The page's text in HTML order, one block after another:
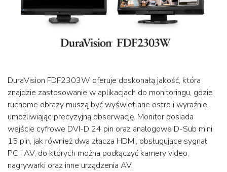
DuraVision FDF2303W oferuje doskonałą jakość, która
znajdzie zastosowanie w aplikacjach do monitoringu, gdzie
ruchome obrazy muszą być wyświetlane ostro i wyraźnie,
umożliwiając precyzyjną obserwację. Monitor posiada
wejście cyfrowe DVI-D 24 pin oraz analogowe D-Sub mini
15 pin, jak również dwa złącza HDMI, obsługujące sygnał
PC i AV, do których można podłączyć kamery video,
nagrywarki oraz inne urządzenia AV.